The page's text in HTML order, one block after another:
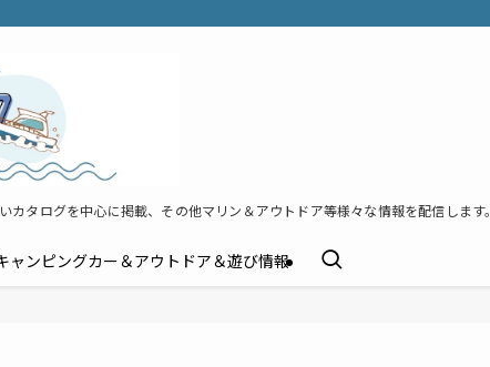
タログを中心に掲載、その他マリン＆アウトドア等様々な情報を配信します。
ャンピングカー＆アウトドア＆遊び情報